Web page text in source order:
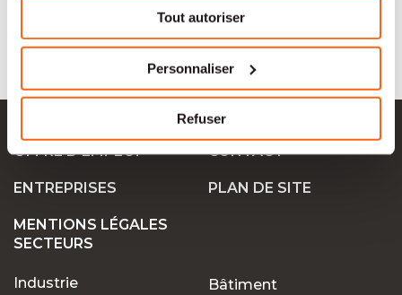
Tout autoriser
Personnaliser
Refuser
LANGUE
OFFRE D’EMPLOI
ENTREPRISES
MENTIONS LÉGALES
CONTACT
PLAN DE SITE
SECTEURS
Industrie
Bâtiment